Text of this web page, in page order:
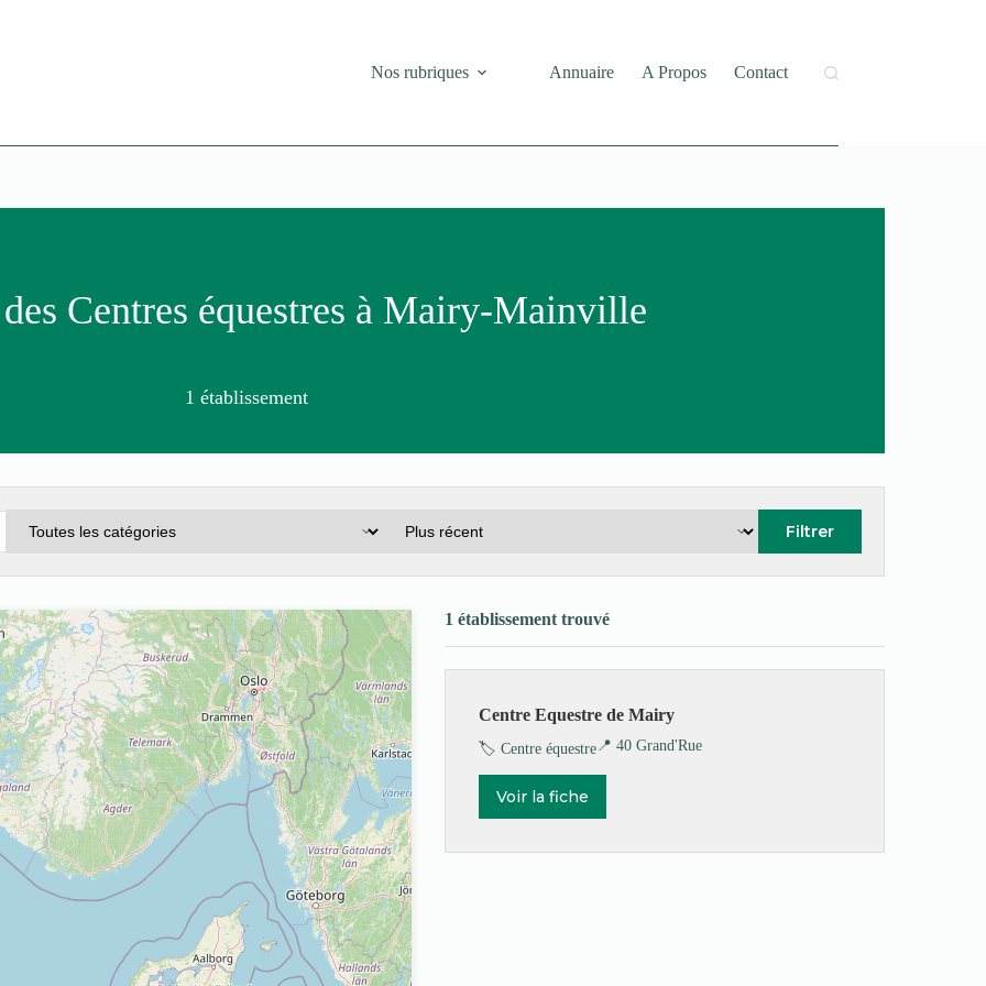
Nos rubriques Annuaire A Propos Contact
Centres équestres à Mairy-Mainville
1 établissement
Filtrer
1 établissement trouvé
Centre Equestre de Mairy
🏷️ Centre équestre📍 40 Grand'Rue
Voir la fiche